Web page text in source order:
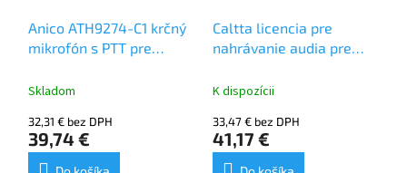
profesionálny 17
pinový konektor
IP67 krytie na vonkajšie
Anico ATH9274-C1 krčný
mikrofón s PTT pre
PH690
Skladom
32,31 € bez DPH
39,74 €
Caltta licencia pre
nahrávanie audia pre
PH690
K dispozícii
33,47 € bez DPH
41,17 €